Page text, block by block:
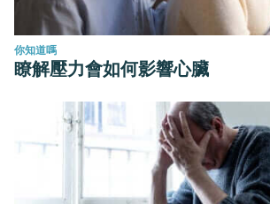
你知道嗎
瞭解壓力會如何影響心臟